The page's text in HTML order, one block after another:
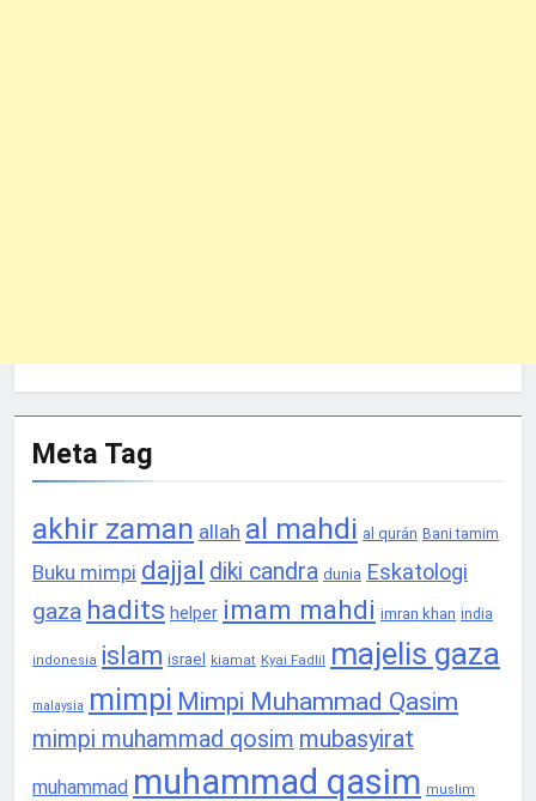
Meta Tag
akhir zaman allah al mahdi al qurán Bani tamim
Buku mimpi dajjal diki candra dunia Eskatologi
gaza hadits helper imam mahdi imran khan india
indonesia islam israel kiamat Kyai Fadlil majelis gaza
malaysia mimpi Mimpi Muhammad Qasim
mimpi muhammad qosim mubasyirat
muhammad muhammad qasim muslim